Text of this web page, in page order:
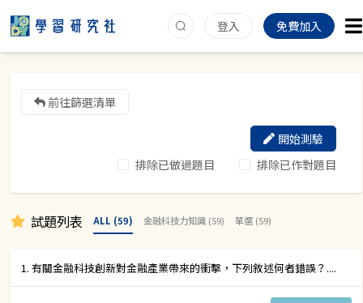
登入 免費加入
前往篩選清單
排除已做過題目 排除已作對題目
開始測驗
試題列表 ALL (59) 金融科技力知識 (59) 單選 (59)
1. 有關金融科技創新對金融產業帶來的衝擊，下列敘述何者錯誤？....